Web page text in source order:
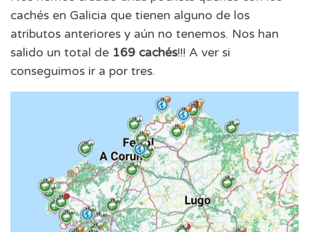
cachés en Galicia que tienen alguno de los
atributos anteriores y aún no tenemos. Nos han
salido un total de 169 cachés!!! A ver si
conseguimos ir a por tres.